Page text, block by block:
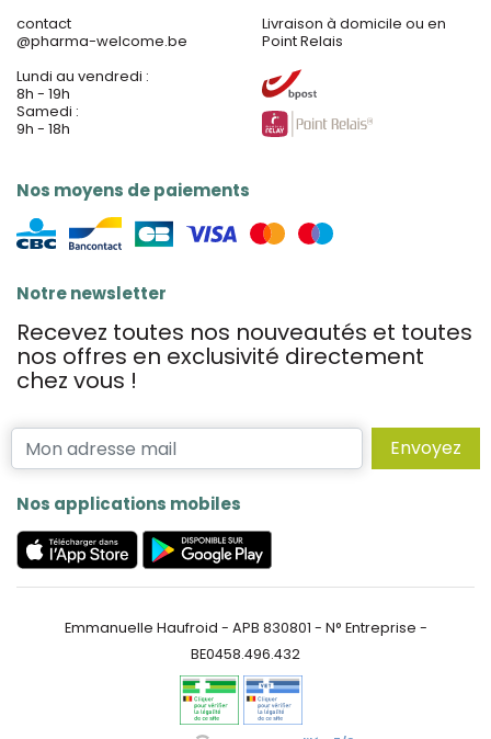
contact
@pharma-welcome.be
Lundi au vendredi :
8h - 19h
Samedi :
9h - 18h
Nos moyens de paiements
Livraison à domicile ou en
Point Relais
Notre newsletter
Recevez toutes nos nouveautés et toutes
nos offres en exclusivité directement
chez vous !
Envoyez
Nos applications mobiles
Emmanuelle Haufroid - APB 830801 - N° Entreprise -
BE0458.496.432